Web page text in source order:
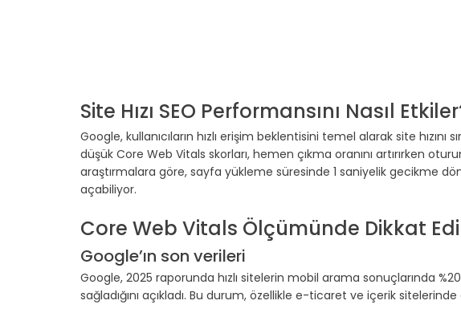
Site Hızı SEO Performansını Nasıl
Google, kullanıcıların hızlı erişim beklentisini temel alarak site hızını
düşük Core Web Vitals skorları, hemen çıkma oranını artırırken
araştırmalara göre, sayfa yükleme süresinde 1 saniyelik gecikme
açabiliyor.
Core Web Vitals Ölçümünde Dikkat
Google’ın son verileri
Google, 2025 raporunda hızlı sitelerin mobil arama sonuçlarında
sağladığını açıkladı. Bu durum, özellikle e-ticaret ve içerik